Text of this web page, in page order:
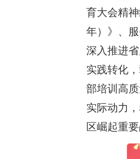
育大会精
年）》、
深入推进
实践转化
部培训高
实际动力
区崛起重